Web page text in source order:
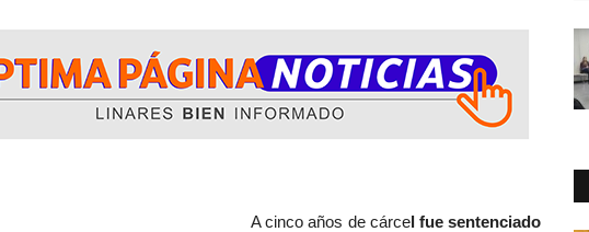
de cárcel fue sentenciado